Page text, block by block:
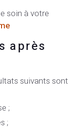
soin à votre
après
suivants sont
;
;